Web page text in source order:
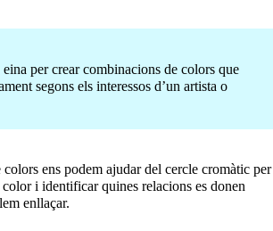
per crear combinacions de colors que
segons els interessos d’un artista o
colors ens podem ajudar del cercle cromàtic per
i identificar quines relacions es donen
enllaçar.